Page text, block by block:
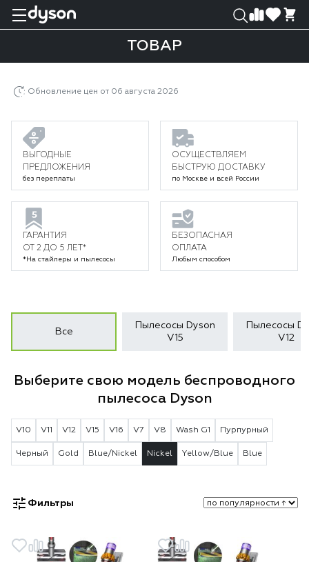
ТОВАР
Обновление цен от 06 августа 2026
ВЫГОДНЫЕ
ПРЕДЛОЖЕНИЯ
без переплаты
ОСУЩЕСТВЛЯЕМ
БЫСТРУЮ ДОСТАВКУ
по Москве и всей России
ГАРАНТИЯ
ОТ 2 ДО 5 ЛЕТ*
*На стайлеры и пылесосы
БЕЗОПАСНАЯ
ОПЛАТА
Любым способом
Все
Пылесосы Dyson
V15
Пылесосы
V12
Выберите свою модель беспроводного
пылесоса Dyson
V10 V11 V12 V15 V16 V7 V8 Wash G1 Пурпурный
Черный Gold Blue/Nickel Nickel Yellow/Blue Blue
Фильтры